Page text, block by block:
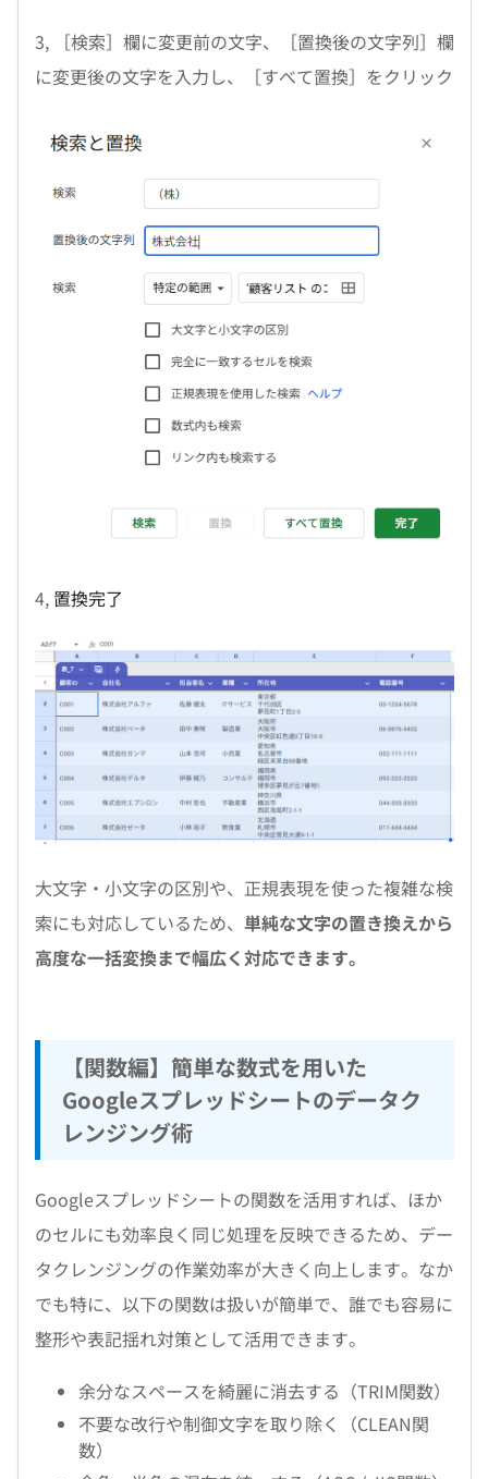
3, ［検索］欄に変更前の文字、［置換後の文字列］欄
に変更後の文字を入力し、［すべて置換］をクリック
4, 置換完了
大文字・小文字の区別や、正規表現を使った複雑な検
索にも対応しているため、 単純な文字の置き換えから
高度な一括変換まで幅広く対応できます。
【関数編】簡単な数式を用いた
Googleスプレッドシートのデータク
レンジング術
Googleスプレッドシートの関数を活用すれば、ほか
のセルにも効率良く同じ処理を反映できるため、デー
タクレンジングの作業効率が大きく向上します。なか
でも特に、以下の関数は扱いが簡単で、誰でも容易に
整形や表記揺れ対策として活用できます。
余分なスペースを綺麗に消去する（TRIM関数）
不要な改行や制御文字を取り除く（CLEAN関
数）